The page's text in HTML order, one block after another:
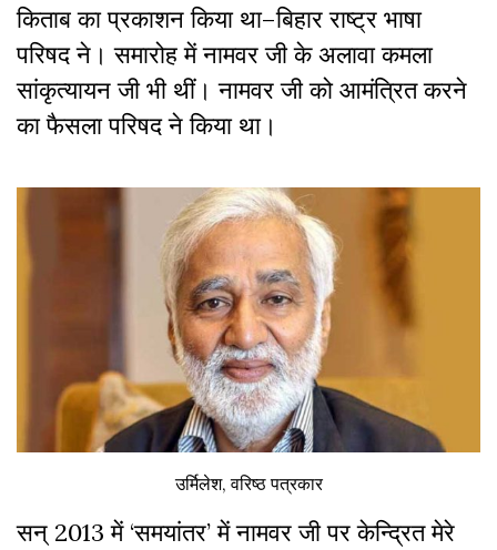
किताब का प्रकाशन किया था–बिहार राष्ट्र भाषा
परिषद ने। समारोह में नामवर जी के अलावा कमला
सांकृत्यायन जी भी थीं। नामवर जी को आमंत्रित करने
का फैसला परिषद ने किया था।
उर्मिलेश, वरिष्ठ पत्रकार
सन् 2013 में ‘समयांतर’ में नामवर जी पर केन्द्रित मेरे